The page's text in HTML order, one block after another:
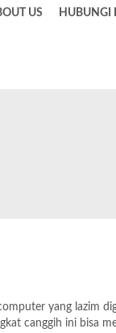
US HUBUNGI
yang lazim
canggih ini bisa